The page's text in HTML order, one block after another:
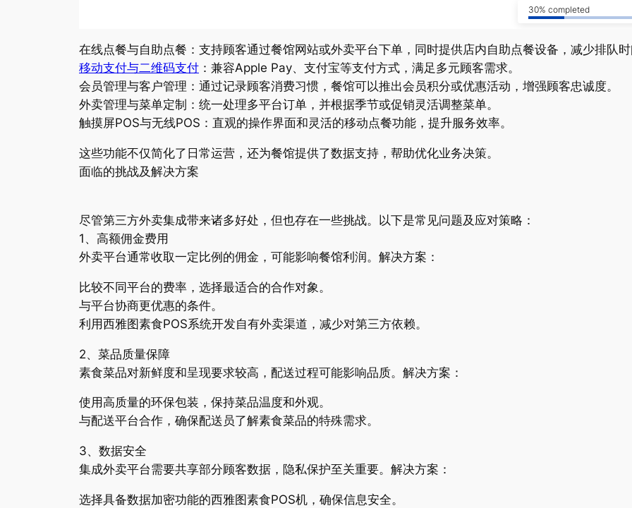
30% completed
在线点餐与自助点餐：支持顾客通过餐馆网站或外卖平台下单，同时提供店内自助点餐设备，减少排队
移动支付与二维码支付 ：兼容Apple Pay、支付宝等支付方式，满足多元顾客需求。
会员管理与客户管理：通过记录顾客消费习惯，餐馆可以推出会员积分或优惠活动，增强顾客忠诚度。
外卖管理与菜单定制：统一处理多平台订单，并根据季节或促销灵活调整菜单。
触摸屏POS与无线POS：直观的操作界面和灵活的移动点餐功能，提升服务效率。
这些功能不仅简化了日常运营，还为餐馆提供了数据支持，帮助优化业务决策。
面临的挑战及解决方案
尽管第三方外卖集成带来诸多好处，但也存在一些挑战。以下是常见问题及应对策略：
1、高额佣金费用
外卖平台通常收取一定比例的佣金，可能影响餐馆利润。解决方案：
比较不同平台的费率，选择最适合的合作对象。
与平台协商更优惠的条件。
利用西雅图素食POS系统开发自有外卖渠道，减少对第三方依赖。
2、菜品质量保障
素食菜品对新鲜度和呈现要求较高，配送过程可能影响品质。解决方案：
使用高质量的环保包装，保持菜品温度和外观。
与配送平台合作，确保配送员了解素食菜品的特殊需求。
3、数据安全
集成外卖平台需要共享部分顾客数据，隐私保护至关重要。解决方案：
选择具备数据加密功能的西雅图素食POS机，确保信息安全。